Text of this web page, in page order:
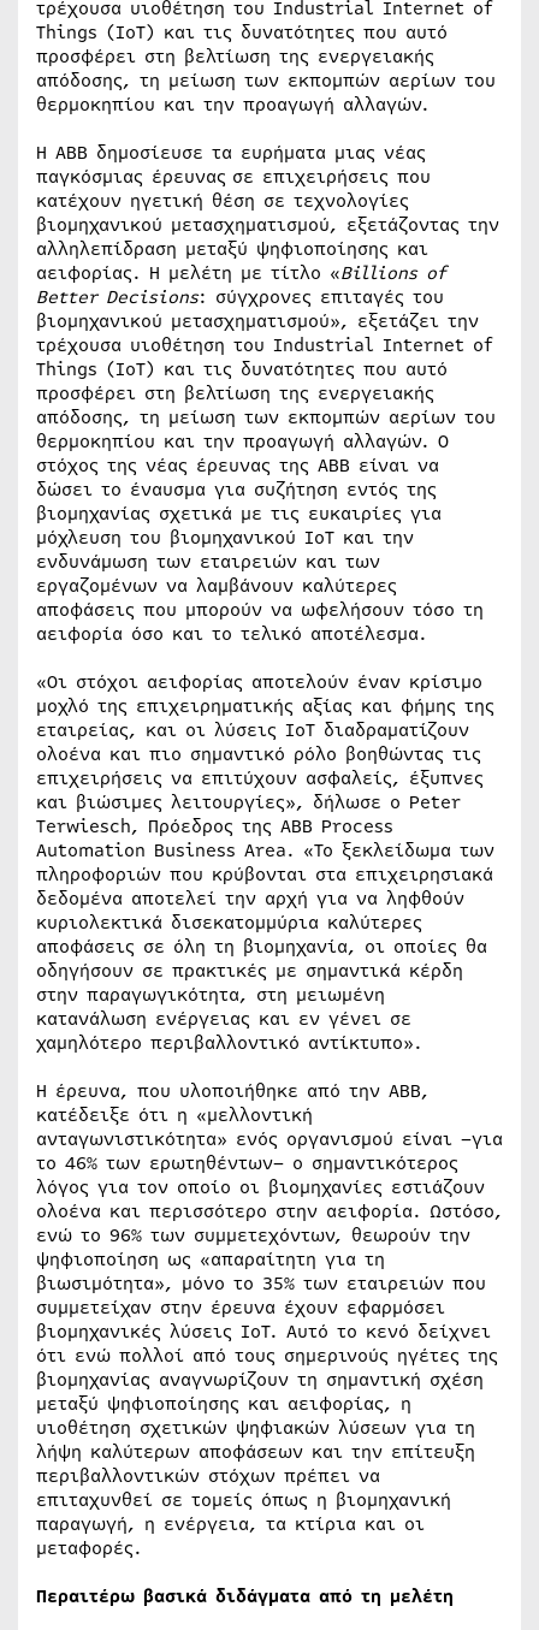
τρέχουσα υιοθέτηση του Industrial Internet of
Things (IoT) και τις δυνατότητες που αυτό
προσφέρει στη βελτίωση της ενεργειακής
απόδοσης, τη μείωση των εκπομπών αερίων του
θερμοκηπίου και την προαγωγή αλλαγών.
Η ABB δημοσίευσε τα ευρήματα μιας νέας
παγκόσμιας έρευνας σε επιχειρήσεις που
κατέχουν ηγετική θέση σε τεχνολογίες
βιομηχανικού μετασχηματισμού, εξετάζοντας την
αλληλεπίδραση μεταξύ ψηφιοποίησης και
αειφορίας. Η μελέτη με τίτλο «Billions of
Better Decisions: σύγχρονες επιταγές του
βιομηχανικού μετασχηματισμού», εξετάζει την
τρέχουσα υιοθέτηση του Industrial Internet of
Things (IoT) και τις δυνατότητες που αυτό
προσφέρει στη βελτίωση της ενεργειακής
απόδοσης, τη μείωση των εκπομπών αερίων του
θερμοκηπίου και την προαγωγή αλλαγών. Ο
στόχος της νέας έρευνας της ABB είναι να
δώσει το έναυσμα για συζήτηση εντός της
βιομηχανίας σχετικά με τις ευκαιρίες για
μόχλευση του βιομηχανικού IoT και την
ενδυνάμωση των εταιρειών και των
εργαζομένων να λαμβάνουν καλύτερες
αποφάσεις που μπορούν να ωφελήσουν τόσο τη
αειφορία όσο και το τελικό αποτέλεσμα.
«Οι στόχοι αειφορίας αποτελούν έναν κρίσιμο
μοχλό της επιχειρηματικής αξίας και φήμης της
εταιρείας, και οι λύσεις IoT διαδραματίζουν
ολοένα και πιο σημαντικό ρόλο βοηθώντας τις
επιχειρήσεις να επιτύχουν ασφαλείς, έξυπνες
και βιώσιμες λειτουργίες», δήλωσε ο Peter
Terwiesch, Πρόεδρος της ABB Process
Automation Business Area. «Το ξεκλείδωμα των
πληροφοριών που κρύβονται στα επιχειρησιακά
δεδομένα αποτελεί την αρχή για να ληφθούν
κυριολεκτικά δισεκατομμύρια καλύτερες
αποφάσεις σε όλη τη βιομηχανία, οι οποίες θα
οδηγήσουν σε πρακτικές με σημαντικά κέρδη
στην παραγωγικότητα, στη μειωμένη
κατανάλωση ενέργειας και εν γένει σε
χαμηλότερο περιβαλλοντικό αντίκτυπο».
Η έρευνα, που υλοποιήθηκε από την ABB,
κατέδειξε ότι η «μελλοντική
ανταγωνιστικότητα» ενός οργανισμού είναι –για
το 46% των ερωτηθέντων– ο σημαντικότερος
λόγος για τον οποίο οι βιομηχανίες εστιάζουν
ολοένα και περισσότερο στην αειφορία. Ωστόσο,
ενώ το 96% των συμμετεχόντων, θεωρούν την
ψηφιοποίηση ως «απαραίτητη για τη
βιωσιμότητα», μόνο το 35% των εταιρειών που
συμμετείχαν στην έρευνα έχουν εφαρμόσει
βιομηχανικές λύσεις IoT. Αυτό το κενό δείχνει
ότι ενώ πολλοί από τους σημερινούς ηγέτες της
βιομηχανίας αναγνωρίζουν τη σημαντική σχέση
μεταξύ ψηφιοποίησης και αειφορίας, η
υιοθέτηση σχετικών ψηφιακών λύσεων για τη
λήψη καλύτερων αποφάσεων και την επίτευξη
περιβαλλοντικών στόχων πρέπει να
επιταχυνθεί σε τομείς όπως η βιομηχανική
παραγωγή, η ενέργεια, τα κτίρια και οι
μεταφορές.
Περαιτέρω βασικά διδάγματα από τη μελέτη